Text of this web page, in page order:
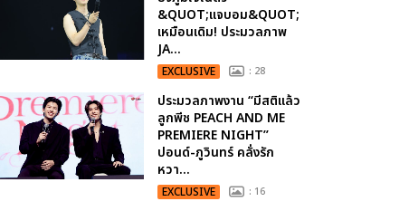
&QUOT;แจบอม&QUOT;
เหมือนเดิม! ประมวลภาพ
JA...
EXCLUSIVE : 28
ประมวลภาพงาน “มีสติแล้ว
ลูกพีช PEACH AND ME
PREMIERE NIGHT”
ปอนด์-ภูวินทร์ คลั่งรัก
หวา...
EXCLUSIVE : 16